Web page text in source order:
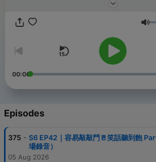
9551-dce2ae1459c6 🧡互動平台👉 想了解更多資訊，請搜尋FB
https://linktr.ee/whats.shimma 📌臉書粉專👉
https://www.facebook.com/whats.shimma
347-1001 whats.shimma@gmail.com 陳小姐 👍推薦節目【神媽
底加拉】 https://linktr.ee/mother2021 路加走
provided bySoundOn
00:00
Episodes
375 - S6 EP42｜容易敲敲門🚪笑話聽到飽
場錄音）
05 Aug 2026